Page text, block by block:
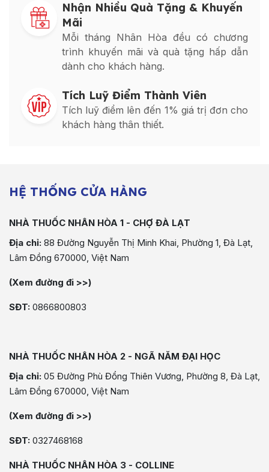
Nhận Nhiều Quà Tặng & Khuyến
Mãi
Mỗi tháng Nhân Hòa đều có chương
trình khuyến mãi và quà tặng hấp dẫn
dành cho khách hàng.
Tích Luỹ Điểm Thành Viên
Tích luỹ điểm lên đến 1% giá trị đơn cho
khách hàng thân thiết.
HỆ THỐNG CỬA HÀNG
NHÀ THUỐC NHÂN HÒA 1 - CHỢ ĐÀ LẠT
Địa chỉ: 88 Đường Nguyễn Thị Minh Khai, Phường 1, Đà Lạt,
Lâm Đồng 670000, Việt Nam
(Xem đường đi >>)
SĐT: 0866800803
NHÀ THUỐC NHÂN HÒA 2 - NGÃ NĂM ĐẠI HỌC
Địa chỉ: 05 Đường Phù Đổng Thiên Vương, Phường 8, Đà Lạt,
Lâm Đồng 670000, Việt Nam
(Xem đường đi >>)
SĐT: 0327468168
NHÀ THUỐC NHÂN HÒA 3 - COLLINE